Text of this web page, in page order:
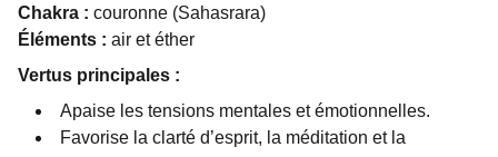
Chakra : couronne (Sahasrara)
Éléments : air et éther
Vertus principales :
Apaise les tensions mentales et émotionnelles.
Favorise la clarté d’esprit, la méditation et la